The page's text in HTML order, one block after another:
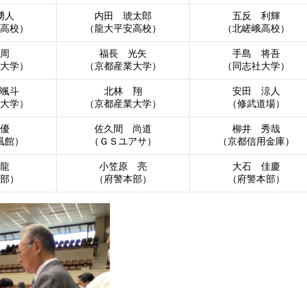
校）
内田 琥太郎
（龍大平安高校）
五反 利輝
（北嵯峨高校）
学）
福長 光矢
（京都産業大学）
手島 将吾
（同志社大学）
斗
学）
北林 翔
（京都産業大学）
安田 涼人
（修武道場）
）
佐久間 尚道
（ＧＳユアサ）
柳井 秀哉
（京都信用金庫）
）
小笠原 亮
（府警本部）
大石 佳慶
（府警本部）